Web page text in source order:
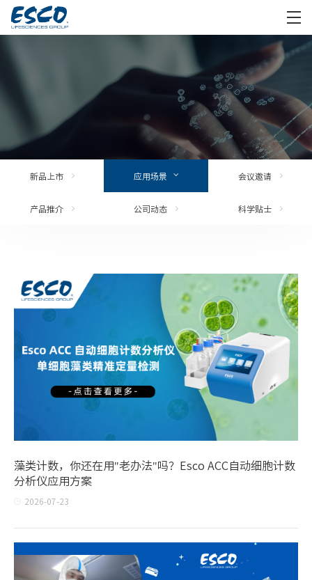
新品上市 应用场景 会议邀请
产品推介 公司动态 科学贴士
藻类计数，你还在用"老办法"吗？Esco ACC自动细胞计数
分析仪应用方案
2026-07-23